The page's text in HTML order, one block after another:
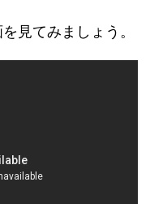
見てみましょう。